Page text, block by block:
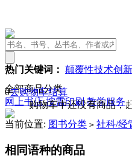
热门关键词： 颠覆性技术创
0去购物车结算
购物车中还没有商品，
全部商品分类
网上书店按需印刷 教学服务
当前位置: 图书分类 > 社科/经
相同语种的商品